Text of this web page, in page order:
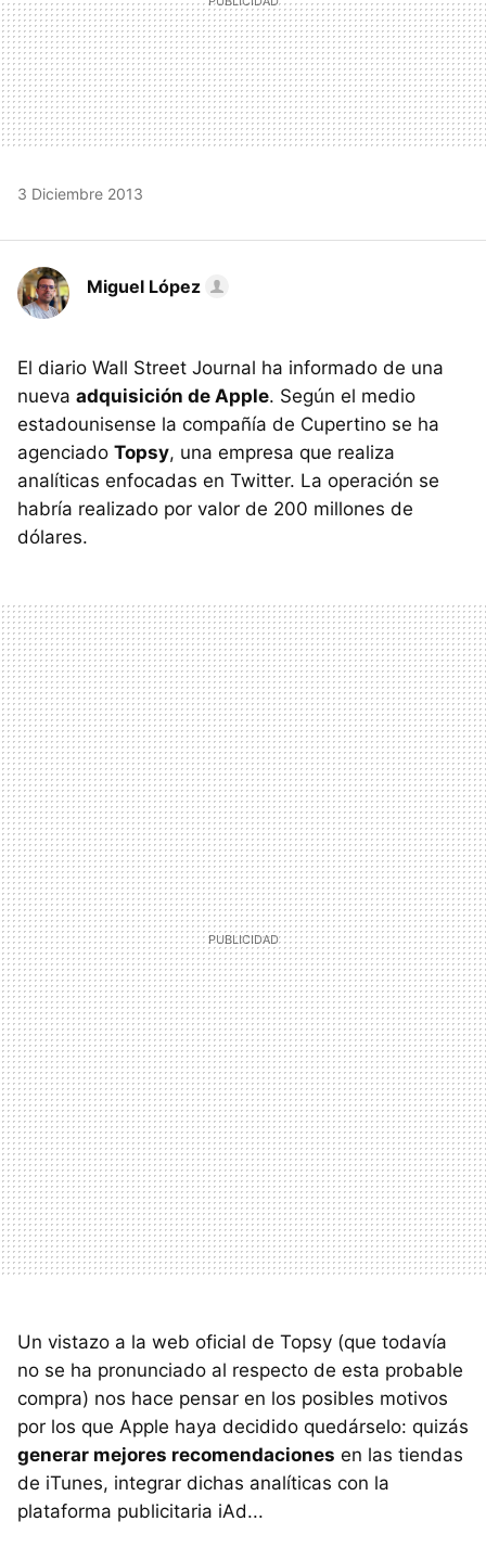
3 Diciembre 2013
Miguel López
El diario Wall Street Journal ha informado de una
nueva adquisición de Apple. Según el medio
estadounisense la compañía de Cupertino se ha
agenciado Topsy, una empresa que realiza
analíticas enfocadas en Twitter. La operación se
habría realizado por valor de 200 millones de
dólares.
Un vistazo a la web oficial de Topsy (que todavía
no se ha pronunciado al respecto de esta probable
compra) nos hace pensar en los posibles motivos
por los que Apple haya decidido quedárselo: quizás
generar mejores recomendaciones en las tiendas
de iTunes, integrar dichas analíticas con la
plataforma publicitaria iAd...